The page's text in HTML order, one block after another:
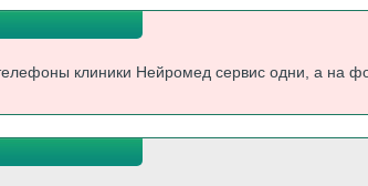
клиники Нейромед сервис одни, а на